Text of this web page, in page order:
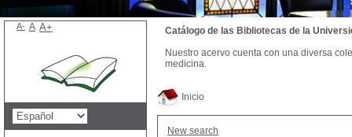
Inicio
New search
Catálogo de las Bibliotecas de la
Nuestro acervo cuenta con una diversa
medicina.
A- A A+